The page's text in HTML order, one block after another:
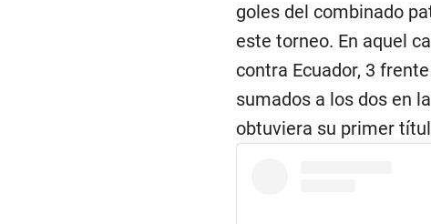
goles del combinado
este torneo. En aquel
contra Ecuador, 3
sumados a los dos en
obtuviera su primer